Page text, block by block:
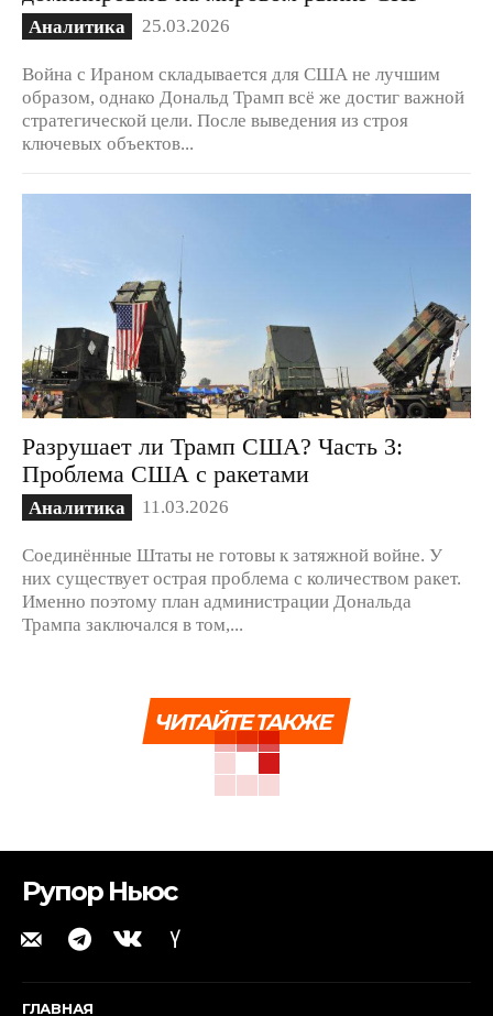
Аналитика 25.03.2026
Война с Ираном складывается для США не лучшим
образом, однако Дональд Трамп всё же достиг важной
стратегической цели. После выведения из строя
ключевых объектов...
Разрушает ли Трамп США? Часть 3:
Проблема США с ракетами
Аналитика 11.03.2026
Соединённые Штаты не готовы к затяжной войне. У
них существует острая проблема с количеством ракет.
Именно поэтому план администрации Дональда
Трампа заключался в том,...
ЧИТАЙТЕ ТАКЖЕ
Рупор Ньюс
ГЛАВНАЯ